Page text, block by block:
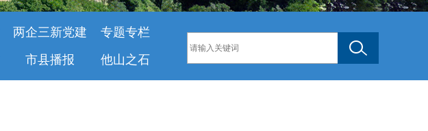
两企三新党建
专题专栏
市县播报 他山之石